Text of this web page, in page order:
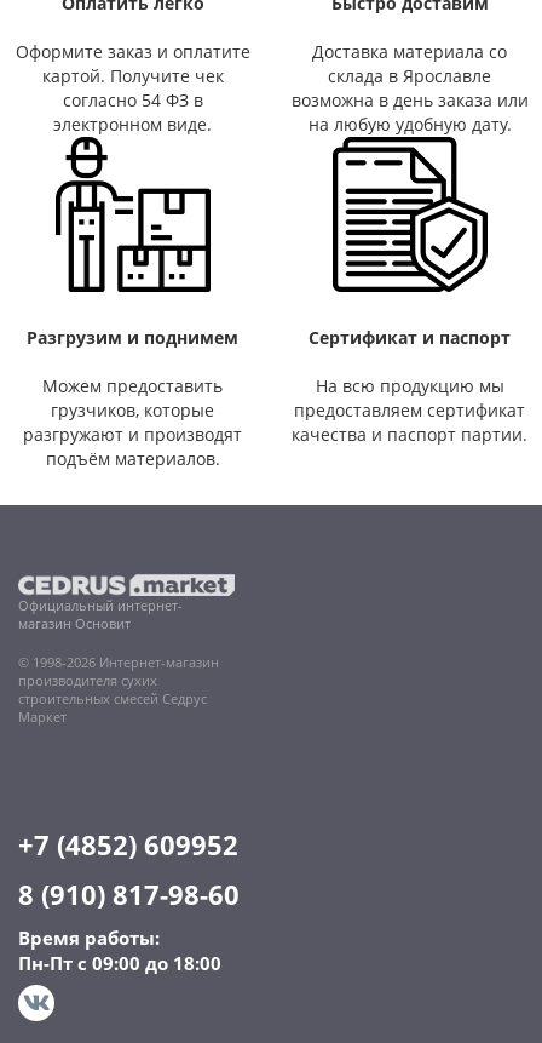
Оформите заказ и оплатите
картой. Получите чек
согласно 54 ФЗ в
электронном виде.
Доставка материала со
склада в Ярославле
возможна в день заказа или
на любую удобную дату.
Разгрузим и поднимем
Можем предоставить
грузчиков, которые
разгружают и производят
подъём материалов.
Сертификат и паспорт
На всю продукцию мы
предоставляем сертификат
качества и паспорт партии.
Официальный интернет-
магазин Основит
© 1998-2026 Интернет-магазин
производителя сухих
строительных смесей Седрус
Маркет
+7 (4852) 609952
8 (910) 817-98-60
Время работы:
Пн-Пт с 09:00 до 18:00